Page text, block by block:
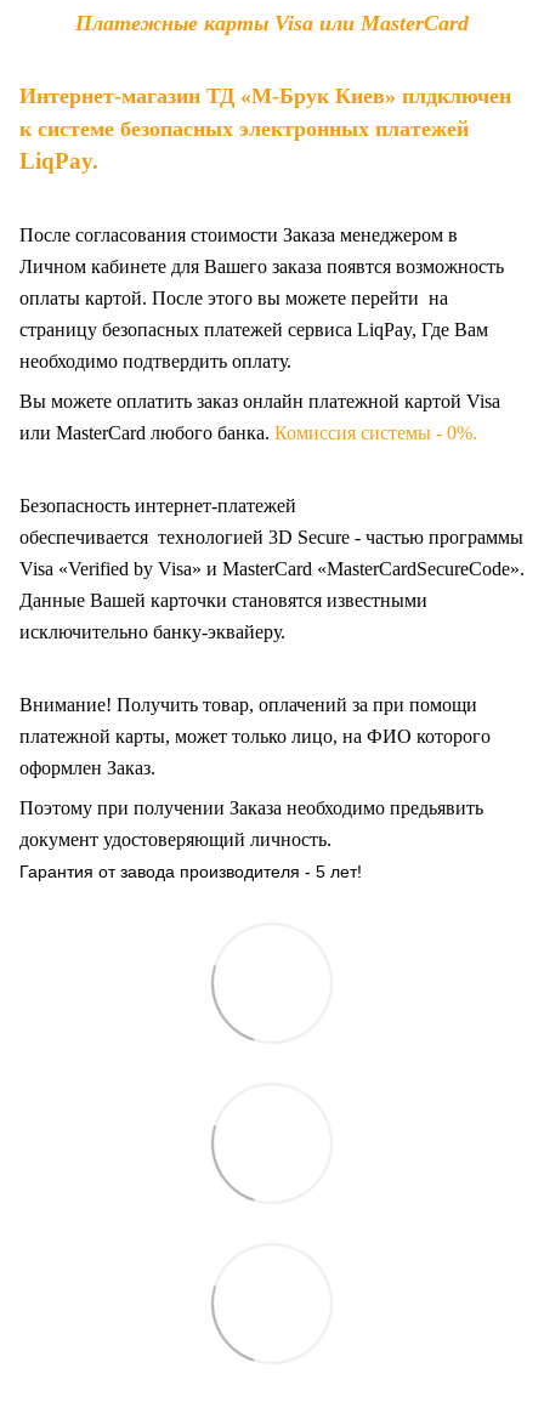
Платежные карты Visa или MasterCard
Интернет-магазин ТД «М-Брук Киев» плдключен
к системе безопасных электронных платежей
LiqPay.
После согласования стоимости Заказа менеджером в
Личном кабинете для Вашего заказа появтся возможность
оплаты картой. После этого вы можете перейти на
страницу безопасных платежей сервиса LiqPay, Где Вам
необходимо подтвердить оплату.
Вы можете оплатить заказ онлайн платежной картой Visa
или MasterCard любого банка. Комиссия системы - 0%.
Безопасность интернет-платежей
обеспечивается технологией 3D Secure - частью программы
Visa «Verified by Visa» и MasterCard «MasterCardSecureCode».
Данные Вашей карточки становятся известными
исключительно банку-эквайеру.
Внимание! Получить товар, оплачений за при помощи
платежной карты, может только лицо, на ФИО которого
оформлен Заказ.
Поэтому при получении Заказа необходимо предьявить
документ удостоверяющий личность.
Гарантия от завода производителя - 5 лет!